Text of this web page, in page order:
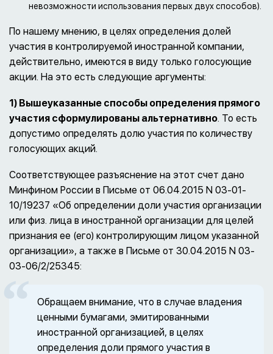
невозможности использования первых двух способов).
По нашему мнению, в целях определения долей
участия в контролируемой иностранной компании,
действительно, имеются в виду только голосующие
акции. На это есть следующие аргументы:
1) Вышеуказанные способы определения прямого
участия сформулированы альтернативно. То есть
допустимо определять долю участия по количеству
голосующих акций.
Соответствующее разъяснение на этот счет дано
Минфином России в Письме от 06.04.2015 N 03-01-
10/19237 «Об определении доли участия организации
или физ. лица в иностранной организации для целей
признания ее (его) контролирующим лицом указанной
организации», а также в Письме от 30.04.2015 N 03-
03-06/2/25345:
Обращаем внимание, что в случае владения
ценными бумагами, эмитированными
иностранной организацией, в целях
определения доли прямого участия в